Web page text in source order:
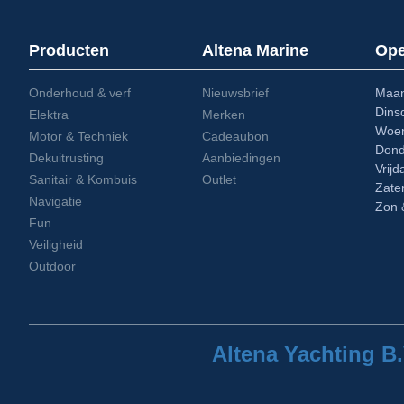
Producten
Onderhoud & verf
Elektra
Motor & Techniek
Dekuitrusting
Sanitair & Kombuis
Navigatie
Fun
Veiligheid
Outdoor
Altena Marine
Nieuwsbrief
Merken
Cadeaubon
Aanbiedingen
Outlet
Zon
Altena Yachting